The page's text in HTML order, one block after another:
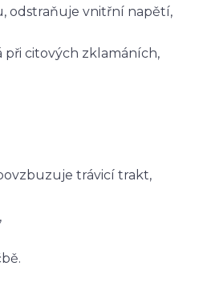
odstraňuje vnitřní napětí,
při citových zklamáních,
trávicí trakt,